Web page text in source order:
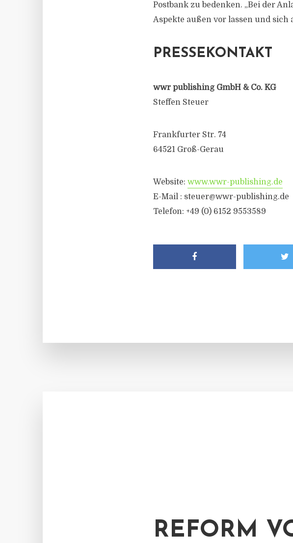
Postbank zu bedenken. „Bei der
Aspekte außen vor lassen und
PRESSEKONTAKT
wwr publishing GmbH & Co. KG
Steffen Steuer
Frankfurter Str. 74
64521 Groß-Gerau
Website: www.wwr-publishing.de
E-Mail : steuer@wwr-publishing.de
Telefon: +49 (0) 6152 9553589
REFORM